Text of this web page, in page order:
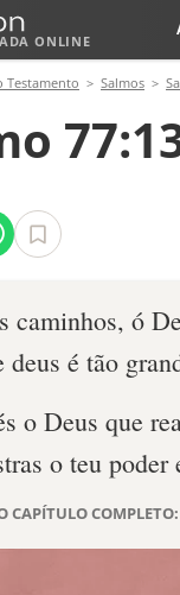
ONLINE
Testamento Salmos
caminhos, ó
deus é tão
o Deus que
o teu poder
CAPÍTULO COMPLETO: